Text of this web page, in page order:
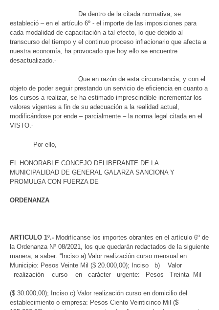
De dentro de la citada normativa, se
estableció – en el artículo 6º - el importe de las imposiciones para
cada modalidad de capacitación a tal efecto, lo que debido al
transcurso del tiempo y el continuo proceso inflacionario que afecta a
nuestra economía, ha provocado que hoy ello se encuentre
desactualizado.-
Que en razón de esta circunstancia, y con el
objeto de poder seguir prestando un servicio de eficiencia en cuanto a
los cursos a realizar, se ha estimado imprescindible incrementar los
valores vigentes a fin de su adecuación a la realidad actual,
modificándose por ende – parcialmente – la norma legal citada en el
VISTO.-
Por ello,
EL HONORABLE CONCEJO DELIBERANTE DE LA
MUNICIPALIDAD DE GENERAL GALARZA SANCIONA Y
PROMULGA CON FUERZA DE
ORDENANZA
ARTICULO 1º.- Modifícanse los importes obrantes en el artículo 6º de
la Ordenanza Nº 08/2021, los que quedarán redactados de la siguiente
manera, a saber: “Inciso a) Valor realización curso mensual en
Municipio: Pesos Veinte Mil ($ 20.000,00); Inciso b) Valor
realización curso en carácter urgente: Pesos Treinta Mil
($ 30.000,00); Inciso c) Valor realización curso en domicilio del
establecimiento o empresa: Pesos Ciento Veinticinco Mil ($